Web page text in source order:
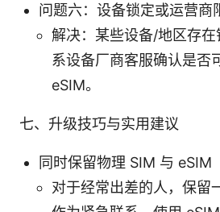
问题六：设备锁定或运营商
解决：某些设备/地区存
系设备厂商客服确认是否
eSIM。
七、升级技巧与实用建议
同时保留物理 SIM 与 eSIM
对于经常出差的人，保留